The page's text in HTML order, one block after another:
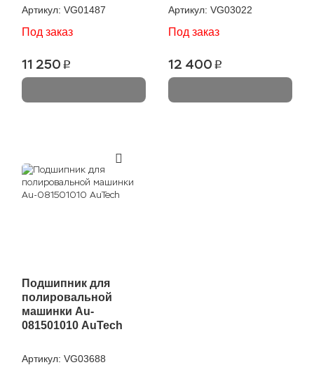
Артикул: VG01487
Под заказ
11 250 p
Артикул: VG03022
Под заказ
12 400 p
Подшипник для
полировальной
машинки Au-
081501010 AuTech
Артикул: VG03688